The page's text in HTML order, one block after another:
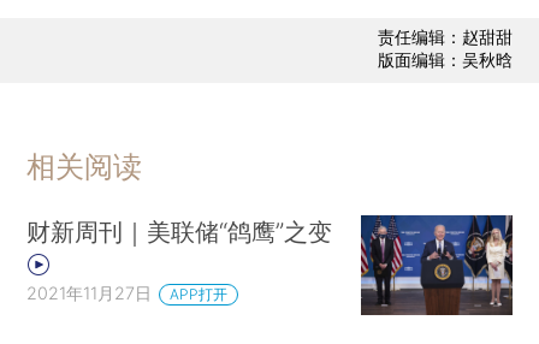
责任编辑：赵甜甜
版面编辑：吴秋晗
相关阅读
财新周刊｜美联储“鸽鹰”之变
2021年11月27日 APP打开